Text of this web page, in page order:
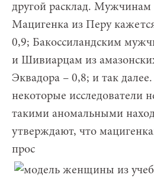
другой расклад. Мужчинам
Мацигенка из Перу
0,9; Бакоссиландским
и Шивиарцам из
Эквадора – 0,8; и так
некоторые исследователи
такими аномальными
утверждают, что
прос